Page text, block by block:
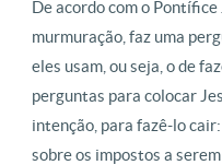
De acordo com o
murmuração, faz uma
eles usam, ou seja, o de
perguntas para colocar
intenção, para fazê-lo
sobre os impostos a